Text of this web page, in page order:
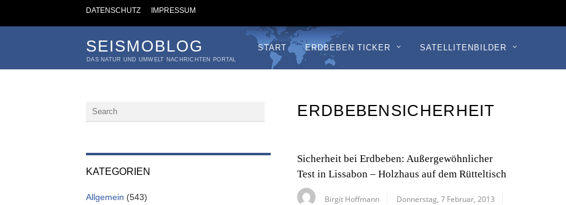
DATENSCHUTZ IMPRESSUM
SEISMOBLOG
DAS NATUR UND UMWELT NACHRICHTEN PORTAL
START ERDBEBEN TICKER SATELLITENBILDER
ERDBEBENSICHERHEIT
Sicherheit bei Erdbeben: Außergewöhnlicher
Test in Lissabon – Holzhaus auf dem Rütteltisch
Birgit Hoffmann Donnerstag, 7 Februar, 2013
KATEGORIEN
Allgemein (543)